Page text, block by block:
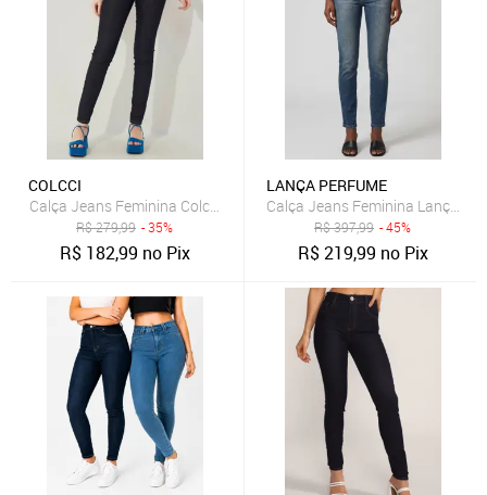
COLCCI
Calça Jeans Feminina Colcci Skinny Karen Azul-Marinho
R$279,99 - 35%
R$ 182,99 no Pix
LANÇA PERFUME
Calça Jeans Feminina Lança
R$397,99 - 45%
R$219,99 no Pix